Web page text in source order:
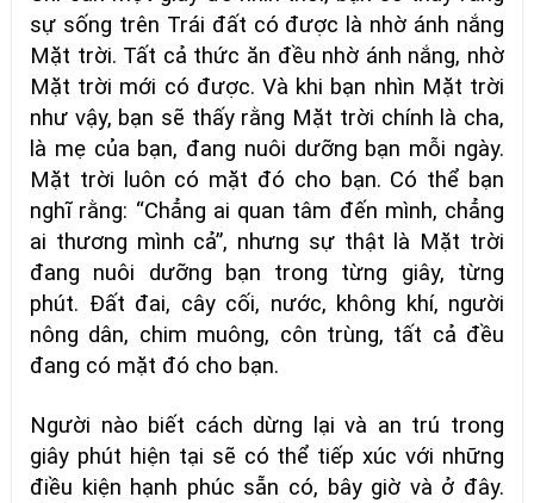
sự sống trên Trái đất có được là nhờ ánh nắng
Mặt trời. Tất cả thức ăn đều nhờ ánh nắng, nhờ
Mặt trời mới có được. Và khi bạn nhìn Mặt trời
như vậy, bạn sẽ thấy rằng Mặt trời chính là cha,
là mẹ của bạn, đang nuôi dưỡng bạn mỗi ngày.
Mặt trời luôn có mặt đó cho bạn. Có thể bạn
nghĩ rằng: “Chẳng ai quan tâm đến mình, chẳng
ai thương mình cả”, nhưng sự thật là Mặt trời
đang nuôi dưỡng bạn trong từng giây, từng
phút. Đất đai, cây cối, nước, không khí, người
nông dân, chim muông, côn trùng, tất cả đều
đang có mặt đó cho bạn.
Người nào biết cách dừng lại và an trú trong
giây phút hiện tại sẽ có thể tiếp xúc với những
điều kiện hạnh phúc sẵn có, bây giờ và ở đây.